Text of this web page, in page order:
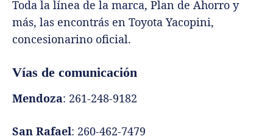
Toda la línea de la marca, Plan de Ahorro y
más, las encontrás en Toyota Yacopini,
concesionarino oficial.
Vías de comunicación
Mendoza: 261-248-9182
San Rafael: 260-462-7479